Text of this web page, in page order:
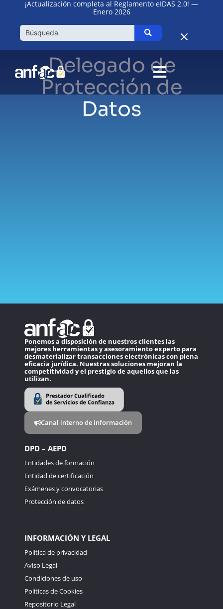
contenido
¡Actualización completa al Reglamento eIDAS 2.0! —
Enero 2026
Delegado de
Protección de
Datos
Ponemos a disposición de nuestros clientes las
mejores herramientas y asesoramiento experto para
desmaterializar transacciones electrónicas con plena
eficacia jurídica. Nuestras soluciones mejoran la
competitividad y el prestigio de aquellos que las
utilizan.
Canal interno de información
DPD – AEPD
Entidades de formación
Entidad de certificación
Exámenes y convocatorias
Protección de datos
INFORMACIÓN Y LEGAL
Política de privacidad
Aviso Legal
Condiciones de uso
Políticas de Cookies
Repositorio Legal